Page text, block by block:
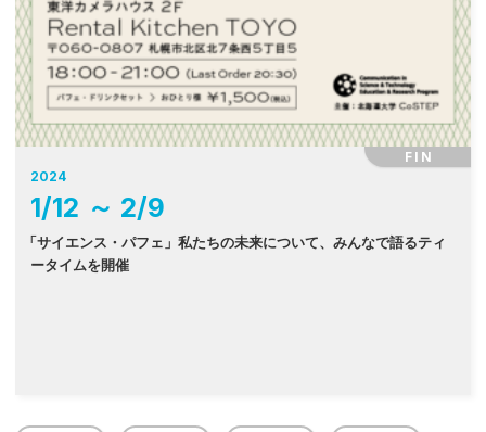
FIN
2024
1/12 ～ 2/9
「サイエンス・パフェ」私たちの未来について、みんなで語るティ
ータイムを開催